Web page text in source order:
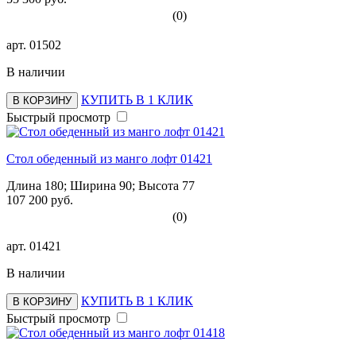
(0)
арт. 01502
В наличии
В КОРЗИНУ
КУПИТЬ В 1 КЛИК
Быстрый просмотр
Стол обеденный из манго лофт 01421
Длина 180; Ширина 90; Высота 77
107 200 руб.
(0)
арт. 01421
В наличии
В КОРЗИНУ
КУПИТЬ В 1 КЛИК
Быстрый просмотр